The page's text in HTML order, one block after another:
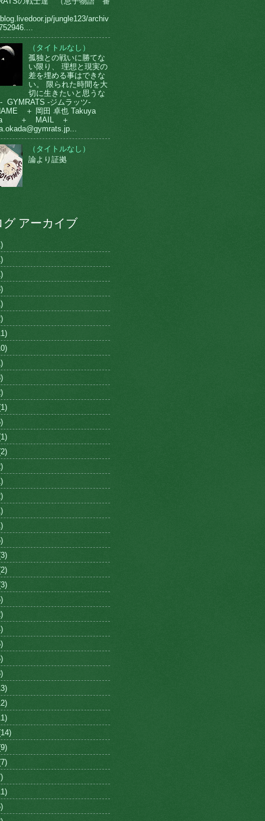
jungle123/archiv
（タイトルなし）
孤独との戦いに勝てな
い限り、 理想と現実の
差を埋める事はできな
い。 限られた時間を大
切に生きたいと思うな
GYMRATS -ジムラッツ-
＋ 岡田 卓也 Takuya
＋ MAIL ＋
（タイトルなし）
論より証拠
グ アーカイブ